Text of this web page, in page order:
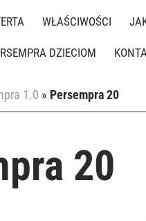
WŁAŚCIWOŚCI
DZIECIOM
1.0 » Persempra 20
20